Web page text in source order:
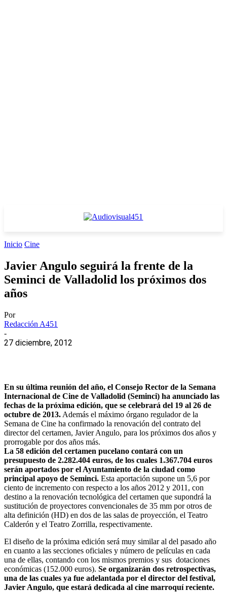
Inicio Cine
Javier Angulo seguirá la frente de la
Seminci de Valladolid los próximos dos
años
Por
Redacción A451
-
27 diciembre, 2012
En su última reunión del año, el Consejo Rector de la Semana
Internacional de Cine de Valladolid (Seminci) ha anunciado las
fechas de la próxima edición, que se celebrará del 19 al 26 de
octubre de 2013. Además el máximo órgano regulador de la
Semana de Cine ha confirmado la renovación del contrato del
director del certamen, Javier Angulo, para los próximos dos años y
prorrogable por dos años más.
La 58 edición del certamen pucelano contará con un
presupuesto de 2.282.404 euros, de los cuales 1.367.704 euros
serán aportados por el Ayuntamiento de la ciudad como
principal apoyo de Seminci. Esta aportación supone un 5,6 por
ciento de incremento con respecto a los años 2012 y 2011, con
destino a la renovación tecnológica del certamen que supondrá la
sustitución de proyectores convencionales de 35 mm por otros de
alta definición (HD) en dos de las salas de proyección, el Teatro
Calderón y el Teatro Zorrilla, respectivamente.
El diseño de la próxima edición será muy similar al del pasado año
en cuanto a las secciones oficiales y número de películas en cada
una de ellas, contando con los mismos premios y sus dotaciones
económicas (152.000 euros). Se organizarán dos retrospectivas,
una de las cuales ya fue adelantada por el director del festival,
Javier Angulo, que estará dedicada al cine marroquí reciente.